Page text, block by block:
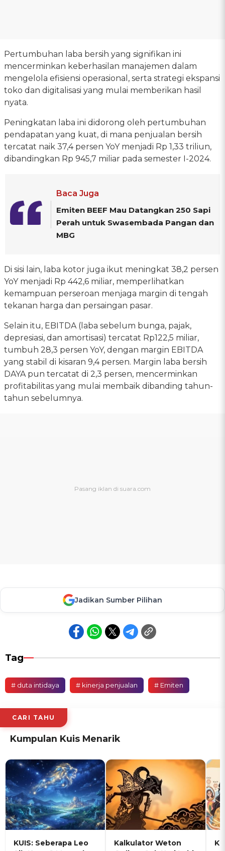
Pertumbuhan laba bersih yang signifikan ini
mencerminkan keberhasilan manajemen dalam
mengelola efisiensi operasional, serta strategi ekspansi
toko dan digitalisasi yang mulai memberikan hasil
nyata.
Peningkatan laba ini didorong oleh pertumbuhan
pendapatan yang kuat, di mana penjualan bersih
tercatat naik 37,4 persen YoY menjadi Rp 1,33 triliun,
dibandingkan Rp 945,7 miliar pada semester I-2024.
Baca Juga
Emiten BEEF Mau Datangkan 250 Sapi
Perah untuk Swasembada Pangan dan
MBG
Di sisi lain, laba kotor juga ikut meningkat 38,2 persen
YoY menjadi Rp 442,6 miliar, memperlihatkan
kemampuan perseroan menjaga margin di tengah
tekanan harga dan persaingan pasar.
Selain itu, EBITDA (laba sebelum bunga, pajak,
depresiasi, dan amortisasi) tercatat Rp122,5 miliar,
tumbuh 28,3 persen YoY, dengan margin EBITDA
yang stabil di kisaran 9,4 persen. Margin laba bersih
DAYA pun tercatat di 2,3 persen, mencerminkan
profitabilitas yang mulai membaik dibanding tahun-
tahun sebelumnya.
Jadikan Sumber Pilihan
Tag
# duta intidaya # kinerja penjualan # Emiten
CARI TAHU
Kumpulan Kuis Menarik
KUIS: Seberapa Leo
Kalkulator Weton